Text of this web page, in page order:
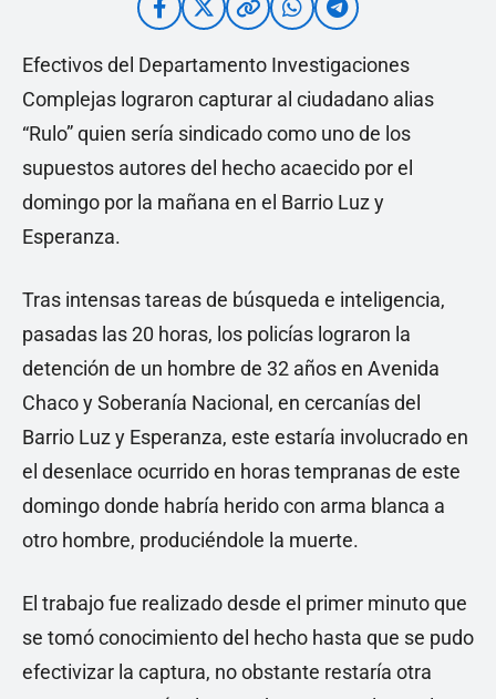
Efectivos del Departamento Investigaciones
Complejas lograron capturar al ciudadano alias
“Rulo” quien sería sindicado como uno de los
supuestos autores del hecho acaecido por el
domingo por la mañana en el Barrio Luz y
Esperanza.
Tras intensas tareas de búsqueda e inteligencia,
pasadas las 20 horas, los policías lograron la
detención de un hombre de 32 años en Avenida
Chaco y Soberanía Nacional, en cercanías del
Barrio Luz y Esperanza, este estaría involucrado en
el desenlace ocurrido en horas tempranas de este
domingo donde habría herido con arma blanca a
otro hombre, produciéndole la muerte.
El trabajo fue realizado desde el primer minuto que
se tomó conocimiento del hecho hasta que se pudo
efectivizar la captura, no obstante restaría otra